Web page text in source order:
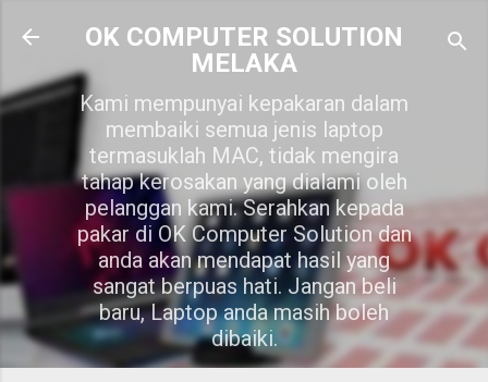
Skip to main content
OK COMPUTER SOLUTION
MELAKA
Kami mempunyai kepakaran dalam
membaiki semua jenis laptop
termasuklah MAC, tidak mengira
tahap kerosakan yang dialami oleh
pelanggan kami. Serahkan kepada
pakar di OK Computer Solution dan
anda akan mendapat hasil yang
sangat berpuas hati. Jangan beli
baru, Laptop anda masih boleh
dibaiki.